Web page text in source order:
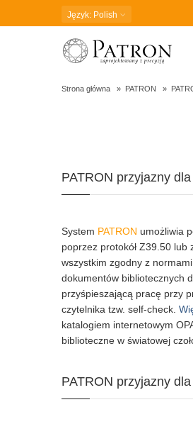
Język: Polish
Strona główna PATRON
PATRON przyjazny
System PATRON umożliwia
poprzez protokół Z39.50
wszystkim zgodny z
dokumentów bibliotecznych
przyśpieszającą pracę przy
czytelnika tzw. self-check.
katalogiem internetowym
biblioteczne w światowej
PATRON przyjazny